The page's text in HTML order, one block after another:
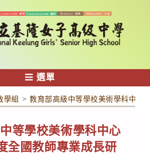
選單
學組 > 教育部高級中等學校美術學科中心
等學校美術學科中心
全國教師專業成長研